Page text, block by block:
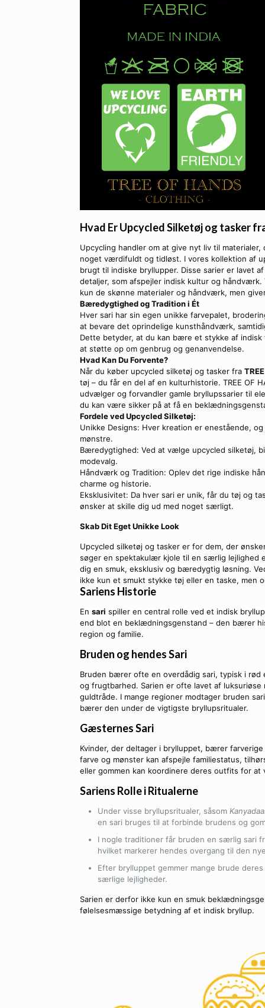
Hvad Er Upcycled Silketøj og tasker
Upcycling handler om at give nyt liv til
noget værdifuldt og tidløst. I vores kollektion af
brugt til indiske bryllupper. Disse sarier er lavet
detaljer, som afspejler indisk kultur og
kun de skønne materialer og håndværk, men
Bæredygtighed og Tradition i Ét
Hver sari har sin egen unikke farvepalet,
at bevare det oprindelige kunsthåndværk,
Dette betyder, at du kan bære et stykke af
at støtte op om genbrug og genanvendelse.
Hvad Kan Du Forvente?
Når du køber upcycled silketøj og tasker fra
tøj – du får en del af en kulturhistorie. TREE OF
udvælger og forvandler gamle bryllupssarier til
du kan være sikker på at få en
Fordele ved Upcycled Silketøj:
Unikke Designs: Hver kreation er enestående,
mønstre.
Bæredygtighed: Ved at vælge upcycled silketøj,
modevalg.
Håndværk og Tradition: Oplev det rige indiske
charme og historie.
Eksklusivitet: Da hver sari er unik, får du tøj og
ønsker at skille dig ud med noget særligt.
Skab Dit Eget Unikke Look
Upcycled silketøj og tasker er for dem, der
søger en spektakulær kjole til en særlig lejlighed
dig en smuk, eksklusiv og bæredygtig løsning.
ikke kun et smukt stykke tøj eller en taske, men
Sariens Historie
Ensari spiller en central rolle ved et indisk
end blot en beklædningsgenstand – den bærer
region og familie.
Bruden og hendes Sari
Bruden bærer ofte en overdådig sari, typisk i
og frugtbarhed. Sarien er ofte lavet af
guldtråde. I mange regioner modtager bruden
bærer den under de vigtigste bryllupsritualer.
Gæsternes Sari
Kvinder, der deltager i brylluppet, bærer
farve og mønster kan afspejle familiestatus,
eller gommen kan koordinere deres outfits for at
Sariens Rolle i Ritualerne
Under visse bryllupsritualer, såsom
en sari bruges til at forbinde brudens og
I nogle traditioner får bruden en særlig sari
hvilket markerer hendes overgang til den
Efter brylluppet gemmer mange brude
særlige lejligheder.
Sarien er derfor ikke kun en smuk
følelsesmæssige betydning af et indisk bryllup.